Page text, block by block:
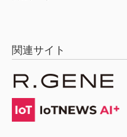
関連サイト